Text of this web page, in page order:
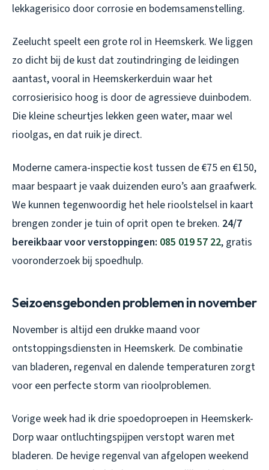
lekkagerisico door corrosie en bodemsamenstelling.
Zeelucht speelt een grote rol in Heemskerk. We liggen
zo dicht bij de kust dat zoutindringing de leidingen
aantast, vooral in Heemskerkerduin waar het
corrosierisico hoog is door de agressieve duinbodem.
Die kleine scheurtjes lekken geen water, maar wel
rioolgas, en dat ruik je direct.
Moderne camera-inspectie kost tussen de €75 en €150,
maar bespaart je vaak duizenden euro’s aan graafwerk.
We kunnen tegenwoordig het hele rioolstelsel in kaart
brengen zonder je tuin of oprit open te breken. 24/7
bereikbaar voor verstoppingen: 085 019 57 22, gratis
vooronderzoek bij spoedhulp.
Seizoensgebonden problemen in november
November is altijd een drukke maand voor
ontstoppingsdiensten in Heemskerk. De combinatie
van bladeren, regenval en dalende temperaturen zorgt
voor een perfecte storm van rioolproblemen.
Vorige week had ik drie spoedoproepen in Heemskerk-
Dorp waar ontluchtingspijpen verstopt waren met
bladeren. De hevige regenval van afgelopen weekend